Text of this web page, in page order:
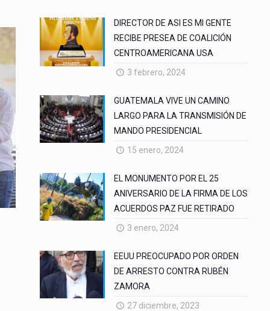
DIRECTOR DE ASI ES MI GENTE
RECIBE PRESEA DE COALICIÓN
CENTROAMERICANA USA
3 febrero, 2024
GUATEMALA VIVE UN CAMINO
LARGO PARA LA TRANSMISIÓN DE
MANDO PRESIDENCIAL
15 enero, 2024
EL MONUMENTO POR EL 25
ANIVERSARIO DE LA FIRMA DE LOS
ACUERDOS PAZ FUE RETIRADO
3 enero, 2024
EEUU PREOCUPADO POR ORDEN
DE ARRESTO CONTRA RUBÉN
ZAMORA
27 diciembre, 2023